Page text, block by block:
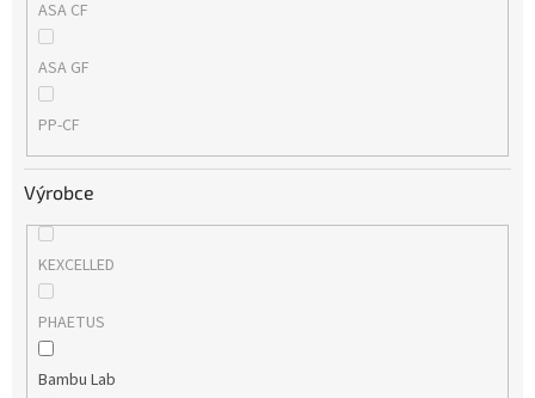
ASA CF
ASA GF
PP-CF
Výrobce
KEXCELLED
PHAETUS
Bambu Lab